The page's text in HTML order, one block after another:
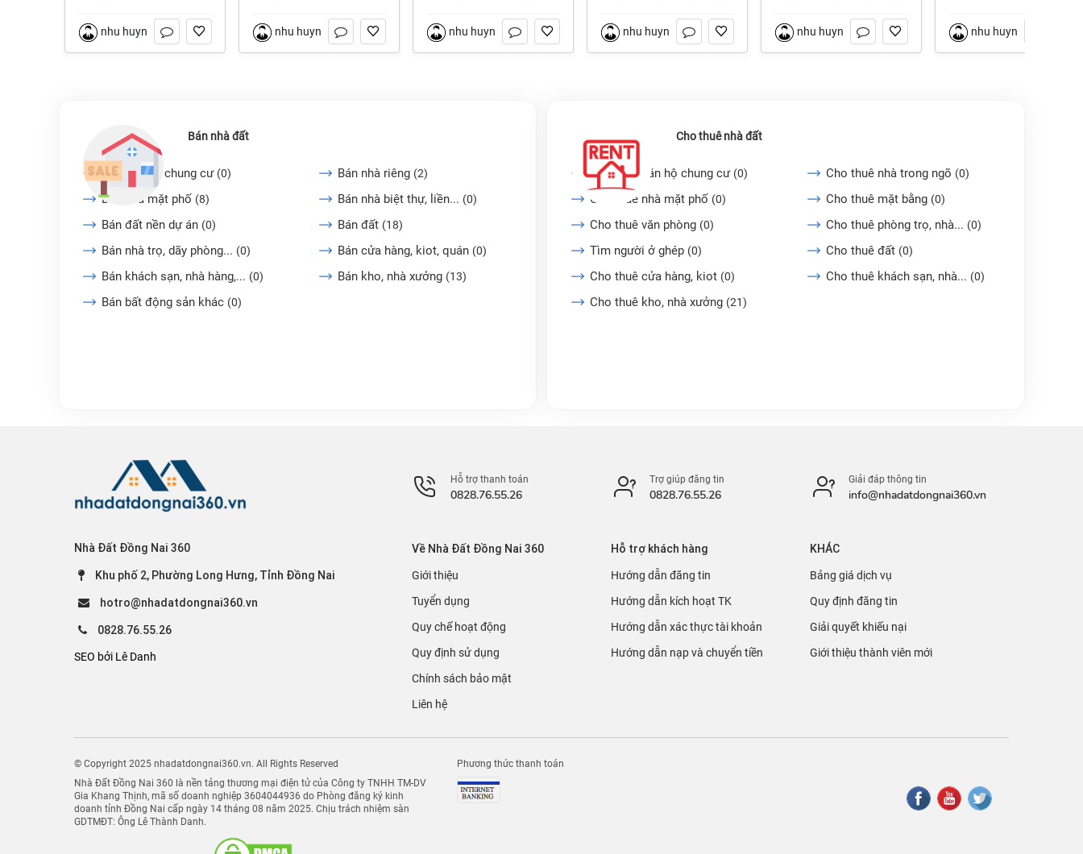
nhu huynh nhu huynh
nhu huynh
nhu huynh
nhu huynh
nhu huynh
Bán nhà đất
Bán căn hộ chung cư (0) Bán nhà riêng (2)
Bán nhà mặt phố (8) Bán nhà biệt thự, liền... (0)
Bán đất nền dự án (0) Bán đất (18)
Bán nhà trọ, dãy phòng... (0) Bán cửa hàng, kiot, quán (0)
Bán khách sạn, nhà hàng,... (0) Bán kho, nhà xưởng (13)
Bán bất động sản khác (0)
Cho thuê nhà đất
Cho thuê căn hộ chung cư (0) Cho thuê nhà trong ngõ (0)
Cho thuê nhà mặt phố (0) Cho thuê mặt bằng (0)
Cho thuê văn phòng (0) Cho thuê phòng trọ, nhà... (0)
Tìm người ở ghép (0) Cho thuê đất (0)
Cho thuê cửa hàng, kiot (0) Cho thuê khách sạn, nhà... (0)
Cho thuê kho, nhà xưởng (21)
Nhà Đất Đồng Nai 360
Khu phố 2, Phường Long Hưng, Tỉnh Đồng Nai
hotro@nhadatdongnai360.vn
0828.76.55.26
SEO bởi Lê Danh
Hỗ trợ thanh toán
0828.76.55.26
Trợ giúp đăng tin
0828.76.55.26
Giải đáp thông tin
info@nhadatdongnai360.vn
Về Nhà Đất Đồng Nai 360
Giới thiệu
Tuyển dụng
Quy chế hoạt động
Quy định sử dụng
Chính sách bảo mật
Liên hệ
Hỗ trợ khách hàng
Hướng dẫn đăng tin
Hướng dẫn kích hoạt TK
Hướng dẫn xác thực tài khoản
Hướng dẫn nạp và chuyển tiền
KHÁC
Bảng giá dịch vụ
Quy định đăng tin
Giải quyết khiếu nại
Giới thiệu thành viên mới
© Copyright 2025 nhadatdongnai360.vn. All Rights Reserved
Nhà Đất Đồng Nai 360 là nền tảng thương mại điện tử của Công ty TNHH TM-DV
Gia Khang Thịnh, mã số doanh nghiệp 3604044936 do Phòng đăng ký kinh
doanh tỉnh Đồng Nai cấp ngày 14 tháng 08 năm 2025. Chịu trách nhiệm sàn
GDTMĐT: Ông Lê Thành Danh.
Phương thức thanh toán